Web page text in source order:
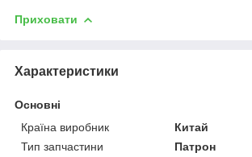
Приховати
Характеристики
Основні
Країна виробник
Китай
Тип запчастини
Патрон